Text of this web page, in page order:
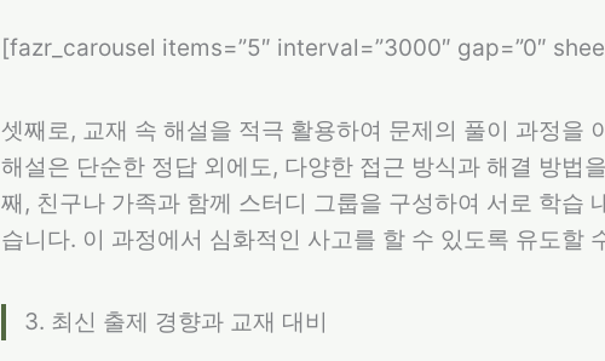
[fazr_carousel items=”5″ interval=”3000″ gap=”0″
셋째로, 교재 속 해설을 적극 활용하여 문제의 풀이 과정을
해설은 단순한 정답 외에도, 다양한 접근 방식과 해결 방법
째, 친구나 가족과 함께 스터디 그룹을 구성하여 서로 학습
습니다. 이 과정에서 심화적인 사고를 할 수 있도록 유도할
3. 최신 출제 경향과 교재 대비